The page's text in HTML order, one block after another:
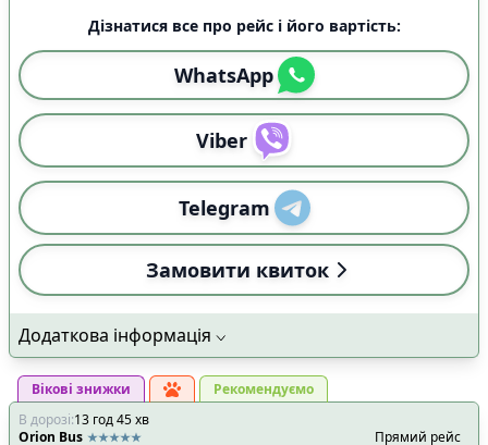
Дізнатися все про рейс і його вартість:
WhatsApp
Viber
Telegram
Замовити квиток
Додаткова інформація
Вікові знижки
Рекомендуємо
В дорозі:13 год45хв
Orion Bus
Прямий рейс